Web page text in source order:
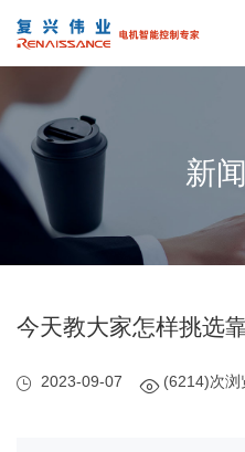
新
今天教大家怎样挑选
2023-09-07 (6214)次浏